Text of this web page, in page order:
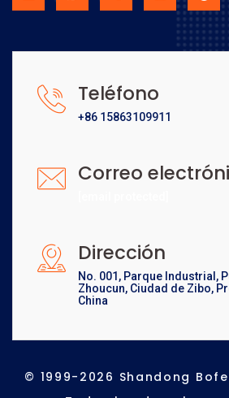
Teléfono
+86 15863109911
Correo
Dirección
No. 001, Parque Industrial,
Zhoucun, Ciudad de Zibo,
China
© 1999-2026 Shandong